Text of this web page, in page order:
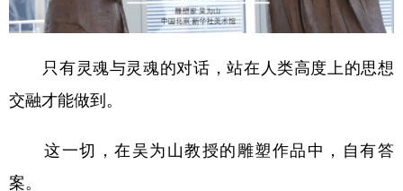
辽宁 吉林 上海 江苏
四川 贵州 云南 西藏
只有灵魂与灵魂的对话，站在人类高度上的思想
交融才能做到。
这一切，在吴为山教授的雕塑作品中，自有答
案。